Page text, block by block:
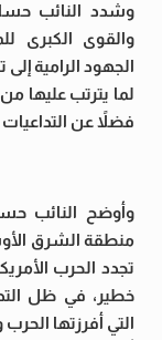
وشدد النائب
والقوى الكبرى
الجهود الرامية
لما يترتب عليها
فضلاً عن
وأوضح النائب
منطقة الشرق
تجدد الحرب
خطير، في ظل
التي أفرزتها